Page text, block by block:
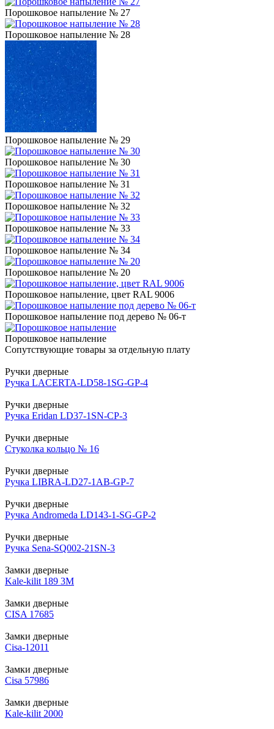
Порошковое напыление № 27
Порошковое напыление № 28
Порошковое напыление № 29
Порошковое напыление № 30
Порошковое напыление № 31
Порошковое напыление № 32
Порошковое напыление № 33
Порошковое напыление № 34
Порошковое напыление № 20
Порошковое напыление, цвет RAL 9006
Порошковое напыление под дерево № 06-т
Порошковое напыление
Сопутствующие товары за отдельную плату
Ручки дверные
Ручка LACERTA-LD58-1SG-GP-4
Ручки дверные
Ручка Eridan LD37-1SN-CP-3
Ручки дверные
Стуколка кольцо № 16
Ручки дверные
Ручка LIBRA-LD27-1AB-GP-7
Ручки дверные
Ручка Andromeda LD143-1-SG-GP-2
Ручки дверные
Ручка Sena-SQ002-21SN-3
Замки дверные
Kale-kilit 189 3M
Замки дверные
CISA 17685
Замки дверные
Cisa-12011
Замки дверные
Cisa 57986
Замки дверные
Kale-kilit 2000